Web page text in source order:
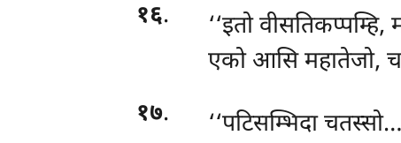
१६.
‘‘इतो
एको आसि महातेजो,
१७.
‘‘पटिसम्भिदा